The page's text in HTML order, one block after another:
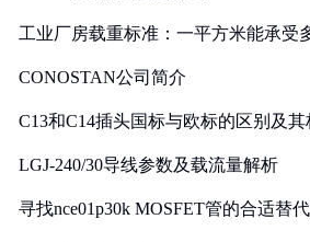
工业厂房载重标准：一平方米能承受
CONOSTAN公司简介
C13和C14插头国标与欧标的区别及
LGJ-240/30导线参数及载流量解析
寻找nce01p30k MOSFET管的合适替